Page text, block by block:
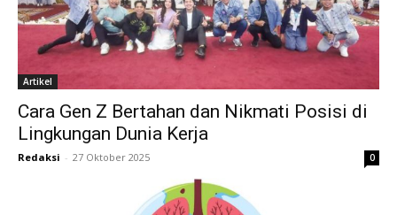
Artikel
Cara Gen Z Bertahan dan Nikmati Posisi di
Lingkungan Dunia Kerja
Redaksi - 27 Oktober 2025 0